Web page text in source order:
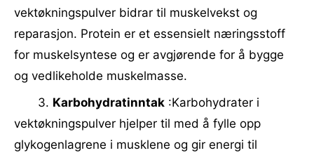
vektøkningspulver bidrar til muskelvekst og
reparasjon. Protein er et essensielt næringsstoff
for muskelsyntese og er avgjørende for å bygge
og vedlikeholde muskelmasse.
3. Karbohydratinntak :Karbohydrater i
vektøkningspulver hjelper til med å fylle opp
glykogenlagrene i musklene og gir energi til